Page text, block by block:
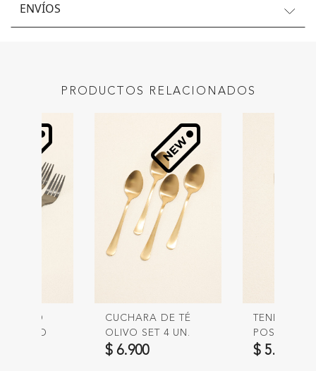
ENVÍOS
PRODUCTOS RELACIONADOS
OLIVO
NEGRO
CUCHARA DE TÉ
OLIVO SET 4 UN.
DORADO
$ 6.900
TENEDOR
POSTRE
SET 4 UN.
$ 5.900